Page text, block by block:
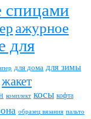
спицами
ажурное
для
для дома для зимы
жакет
комплект косы кофта
образец вязания пальто